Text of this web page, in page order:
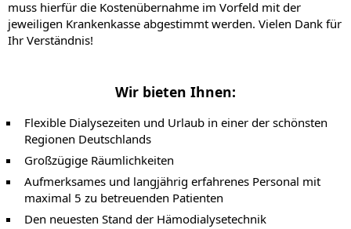
muss hierfür die Kostenübernahme im Vorfeld mit der
jeweiligen Krankenkasse abgestimmt werden. Vielen Dank für
Ihr Verständnis!
Wir bieten Ihnen:
Flexible Dialysezeiten und Urlaub in einer der schönsten
Regionen Deutschlands
Großzügige Räumlichkeiten
Aufmerksames und langjährig erfahrenes Personal mit
maximal 5 zu betreuenden Patienten
Den neuesten Stand der Hämodialysetechnik